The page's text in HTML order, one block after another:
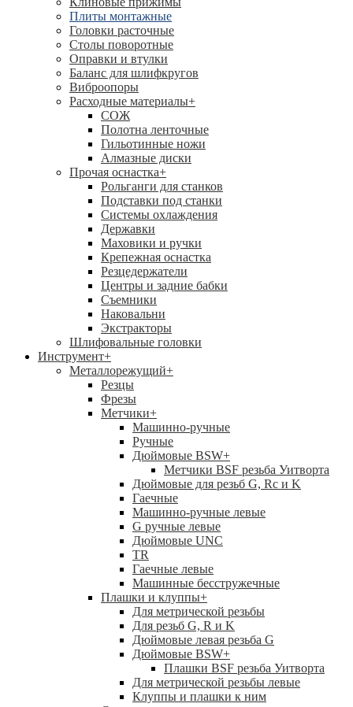
Плиты монтажные
Головки расточные
Столы поворотные
Оправки и втулки
Баланс для шлифкругов
Виброопоры
Расходные материалы+
СОЖ
Полотна ленточные
Гильотинные ножи
Алмазные диски
Прочая оснастка+
Рольганги для станков
Подставки под станки
Системы охлаждения
Державки
Маховики и ручки
Крепежная оснастка
Резцедержатели
Центры и задние бабки
Съемники
Наковальни
Экстракторы
Шлифовальные головки
Инструмент+
Металлорежущий+
Резцы
Фрезы
Метчики+
Машинно-ручные
Ручные
Дюймовые BSW+
Метчики BSF резьба Уитворта
Дюймовые для резьб G, Rc и K
Гаечные
Машинно-ручные левые
G ручные левые
Дюймовые UNC
TR
Гаечные левые
Машинные бесстружечные
Плашки и клуппы+
Для метрической резьбы
Для резьб G, R и K
Дюймовые левая резьба G
Дюймовые BSW+
Плашки BSF резьба Уитворта
Для метрической резьбы левые
Клуппы и плашки к ним